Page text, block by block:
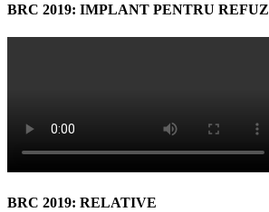
BRC 2019: IMPLANT PENTRU REFUZ
BRC 2019: RELATIVE